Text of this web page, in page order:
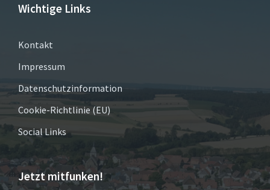
Wichtige Links
Kontakt
Impressum
Datenschutzinformation
Cookie-Richtlinie (EU)
Social Links
Jetzt mitfunken!